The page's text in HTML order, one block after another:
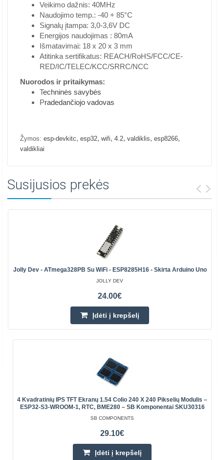
Veikimo dažnis: 40MHz
Naudojimo temp.: -40 + 85°C
Signalų įtampa: 3,0-3,6V DC
Energijos naudojimas : 80mA
Išmatavimai: 18 x 20 x 3 mm
Atitinka sertifikatus: REACH/RoHS/FCC/CE-
RED/IC/TELEC/KCC/SRRC/NCC
Nuorodos ir pritaikymas:
Techninės savybės
Pradedančiojo vadovas
Žymos: esp-devkitc, esp32, wifi, 4.2, valdiklis, esp8266,
valdikliai
Susijusios prekės
Jolly Dev - ATmega328PB Su WiFi - ESP8285H16 - Skirta Arduino Uno
JOLLY DEV
24.00€
Įdėti į krepšelį
4 Kvadratinių IPS TFT Ekranų 1.54 Colio 240 X 240 Pikselių Modulis –
ESP32-S3-WROOM-1, RTC, BME280 – SB Komponentai SKU30316
SB COMPONENTS
29.10€
Įdėti į krepšelį